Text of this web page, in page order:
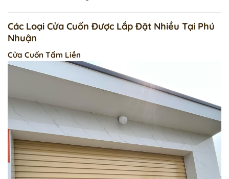
Các Loại Cửa Cuốn Được Lắp Đặt Nhiều Tại Phú
Nhuận
Cửa Cuốn Tấm Liền